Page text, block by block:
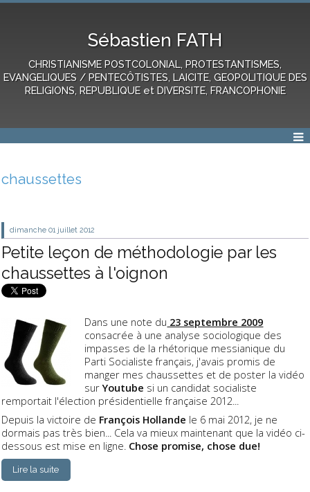
Sébastien FATH
CHRISTIANISME POSTCOLONIAL, PROTESTANTISMES,
EVANGELIQUES / PENTECÔTISTES, LAICITE, GEOPOLITIQUE DES
RELIGIONS, REPUBLIQUE et DIVERSITE, FRANCOPHONIE
chaussettes
dimanche 01 juillet 2012
Petite leçon de méthodologie par les
chaussettes à l'oignon
Dans une note du 23 septembre 2009
consacrée à une analyse sociologique des
impasses de la rhétorique messianique du
Parti Socialiste français, j'avais promis de
manger mes chaussettes et de poster la vidéo
surYoutube si un candidat socialiste
remportait l'élection présidentielle française 2012...
Depuis la victoire de François Hollande le 6 mai 2012, je ne
dormais pas très bien... Cela va mieux maintenant que la vidéo ci-
dessous est mise en ligne. Chose promise, chose due!
Lire la suite